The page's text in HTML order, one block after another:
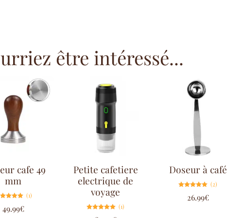
être intéressé...
cafe 49
mm
5.00
sur 5
(1)
49.99€
Petite cafetiere
electrique de
voyage
(1)
Doseur à café
5.00
sur 5
(2)
26.99€